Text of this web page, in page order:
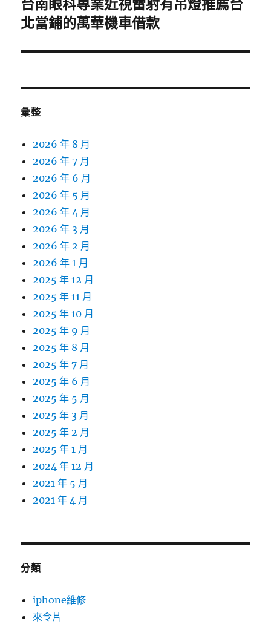
下
一
文
台南眼科專業近視雷射有吊燈推薦台
北當鋪的萬華機車借款
彙整
2026 年 8 月
2026 年 7 月
2026 年 6 月
2026 年 5 月
2026 年 4 月
2026 年 3 月
2026 年 2 月
2026 年 1 月
2025 年 12 月
2025 年 11 月
2025 年 10 月
2025 年 9 月
2025 年 8 月
2025 年 7 月
2025 年 6 月
2025 年 5 月
2025 年 3 月
2025 年 2 月
2025 年 1 月
2024 年 12 月
2021 年 5 月
2021 年 4 月
分類
iphone維修
來令片